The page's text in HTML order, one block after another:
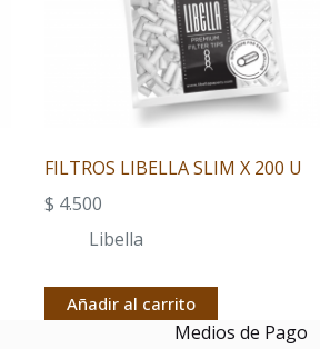
FILTROS LIBELLA SLIM X 200 U
$ 4.500
Libella
Añadir al carrito
Medios de Pago